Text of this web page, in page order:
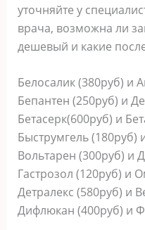
уточняйте у
врача, возможна ли
дешевый и какие
Белосалик (380руб) и
Бепантен (250руб) и
Бетасерк(600руб) и
Быструмгель (180руб)
Вольтарен (300руб) и
Гастрозол (120руб) и
Детралекс (580руб) и
Дифлюкан (400руб) и